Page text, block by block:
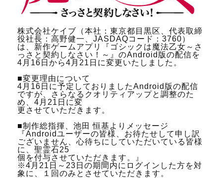
株式会社ケイブ（本社：東京都目黒区、代表取締
役社長：高野健一、JASDAQコード：3760）
は、新作ゲームアプリ『ゴシックは魔法乙女～さ
っさと契約しなさい！～』のAndroid版の配信を
4月16日から4月21日に変更いたしました。
■変更理由について
4月16日に予定しておりましたAndroid版の配信
ですが、さらなるクオリティアップと調整のた
め、4月21日に変
更させていただきます。
■制作総指揮、池田 恒基よりメッセージ
『Androidユーザーの皆様、お待たせして申し訳
ございません、心待ちにしていただいている皆様
に、聖霊石25
個を付与させていただきます。』
※4月21日～23日の期間内にログインした方を対
象に、１回のみとさせていただきます。